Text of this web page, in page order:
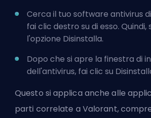
Cerca il tuo software antivirus
fai clic destro su di esso. Quindi,
l'opzione Disinstalla.
Dopo che si apre la finestra di
dell'antivirus, fai clic su
Questo si applica anche alle
parti correlate a Valorant,